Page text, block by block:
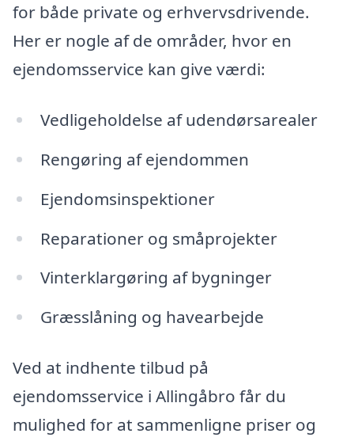
for både private og erhvervsdrivende.
Her er nogle af de områder, hvor en
ejendomsservice kan give værdi:
Vedligeholdelse af udendørsarealer
Rengøring af ejendommen
Ejendomsinspektioner
Reparationer og småprojekter
Vinterklargøring af bygninger
Græsslåning og havearbejde
Ved at indhente tilbud på
ejendomsservice i Allingåbro får du
mulighed for at sammenligne priser og